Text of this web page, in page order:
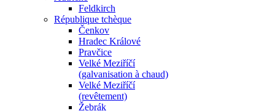
Feldkirch
République tchèque
Čenkov
Hradec Králové
Pravčice
Velké Meziříčí
(galvanisation à chaud)
Velké Meziříčí
(revêtement)
Žebrák